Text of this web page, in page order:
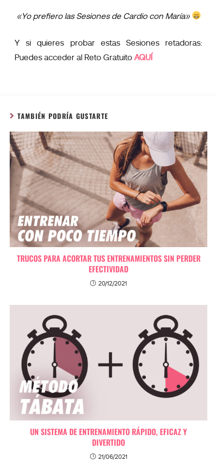
«Yo prefiero las Sesiones de Cardio con María»
Y si quieres probar estas Sesiones retadoras:
Puedes acceder al Reto Gratuito AQUÍ
TAMBIÉN PODRÍA GUSTARTE
TRUCOS PARA ACORTAR TUS ENTRENAMIENTOS SIN PERDER
EFECTIVIDAD
20/12/2021
UN SISTEMA DE ENTRENAMIENTO RÁPIDO, EFICAZ Y
DIVERTIDO
21/06/2021